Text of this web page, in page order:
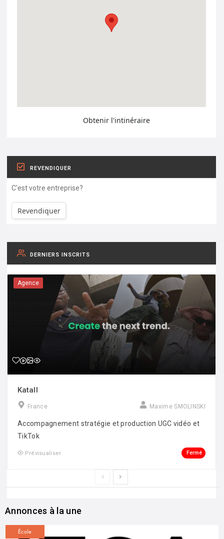
Obtenir l'intinéraire
REVENDIQUER
C'est votre entreprise?
Revendiquer
DERNIERS INSCRITS
Agence
Katall
France Maxime SMOLINSKI
Accompagnement stratégie et production UGC vidéo et
TikTok
Prévisualiser Fermé
Annonces à la une
École